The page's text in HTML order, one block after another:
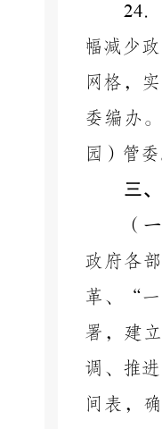
24．
幅减少
网格，
委编办
园）管委
三、
（一）
政府各
革、“一
署，建
调、推
间表，